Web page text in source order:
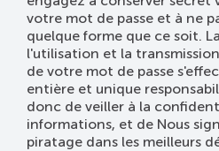
votre mot de passe et à ne
quelque forme que ce soit.
l'utilisation et la
de votre mot de passe
entière et unique
donc de veiller à la
informations, et de Nous
piratage dans les meilleurs